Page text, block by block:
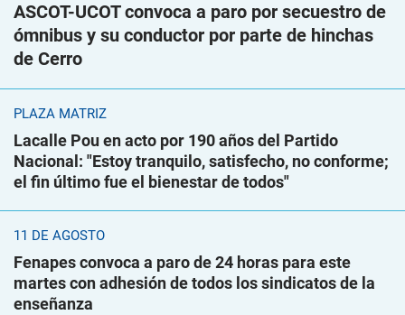
ASCOT-UCOT convoca a paro por secuestro de
ómnibus y su conductor por parte de hinchas
de Cerro
PLAZA MATRIZ
Lacalle Pou en acto por 190 años del Partido
Nacional: "Estoy tranquilo, satisfecho, no conforme;
el fin último fue el bienestar de todos"
11 DE AGOSTO
Fenapes convoca a paro de 24 horas para este
martes con adhesión de todos los sindicatos de la
enseñanza